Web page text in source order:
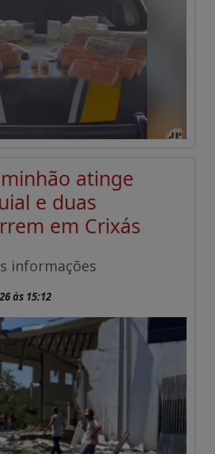
atinge
e duas
em Crixás
informações
às 15:12